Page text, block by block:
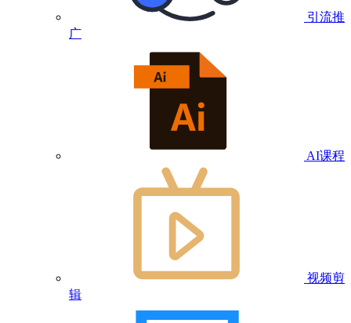
引流推
广
AI课程
视频剪
辑